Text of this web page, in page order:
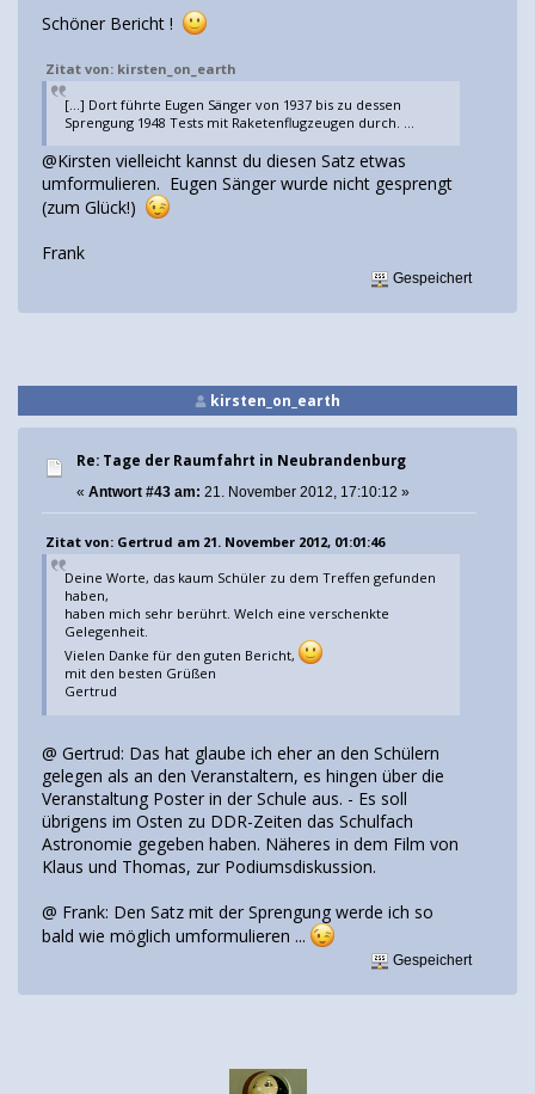
Schöner Bericht !
Zitat von: kirsten_on_earth
[...] Dort führte Eugen Sänger von 1937 bis zu dessen
Sprengung 1948 Tests mit Raketenflugzeugen durch. ...
@Kirsten vielleicht kannst du diesen Satz etwas
umformulieren. Eugen Sänger wurde nicht gesprengt
(zum Glück!)
Frank
Gespeichert
kirsten_on_earth
Re: Tage der Raumfahrt in Neubrandenburg
« Antwort #43 am: 21. November 2012, 17:10:12 »
Zitat von: Gertrud am 21. November 2012, 01:01:46
Deine Worte, das kaum Schüler zu dem Treffen gefunden
haben,
haben mich sehr berührt. Welch eine verschenkte
Gelegenheit.
Vielen Danke für den guten Bericht,
mit den besten Grüßen
Gertrud
@ Gertrud: Das hat glaube ich eher an den Schülern
gelegen als an den Veranstaltern, es hingen über die
Veranstaltung Poster in der Schule aus. - Es soll
übrigens im Osten zu DDR-Zeiten das Schulfach
Astronomie gegeben haben. Näheres in dem Film von
Klaus und Thomas, zur Podiumsdiskussion.
@ Frank: Den Satz mit der Sprengung werde ich so
bald wie möglich umformulieren ...
Gespeichert